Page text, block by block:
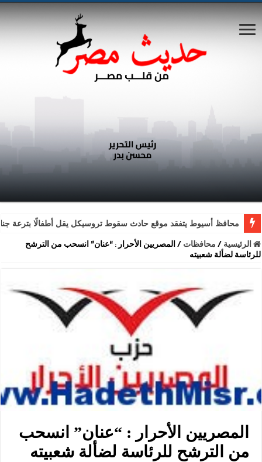
محافظ أسيوط يتفقد موقع حادث سقوط تروسيكل يقل أطفالًا بترعة
الرئيسية / محافظات /المصريين الأحرار : “عنان” انسحب من الترشح
للرئاسة لضألة شعبيته
المصريين الأحرار : “عنان” انسحب
من الترشح للرئاسة لضألة شعبيته